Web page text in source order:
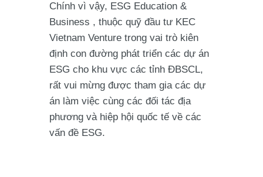
Chính vì vậy, ESG Education &
Business , thuộc quỹ đầu tư KEC
Vietnam Venture trong vai trò kiên
định con đường phát triển các dự án
ESG cho khu vực các tỉnh ĐBSCL,
rất vui mừng được tham gia các dự
án làm việc cùng các đối tác địa
phương và hiệp hội quốc tế về các
vấn đề ESG.